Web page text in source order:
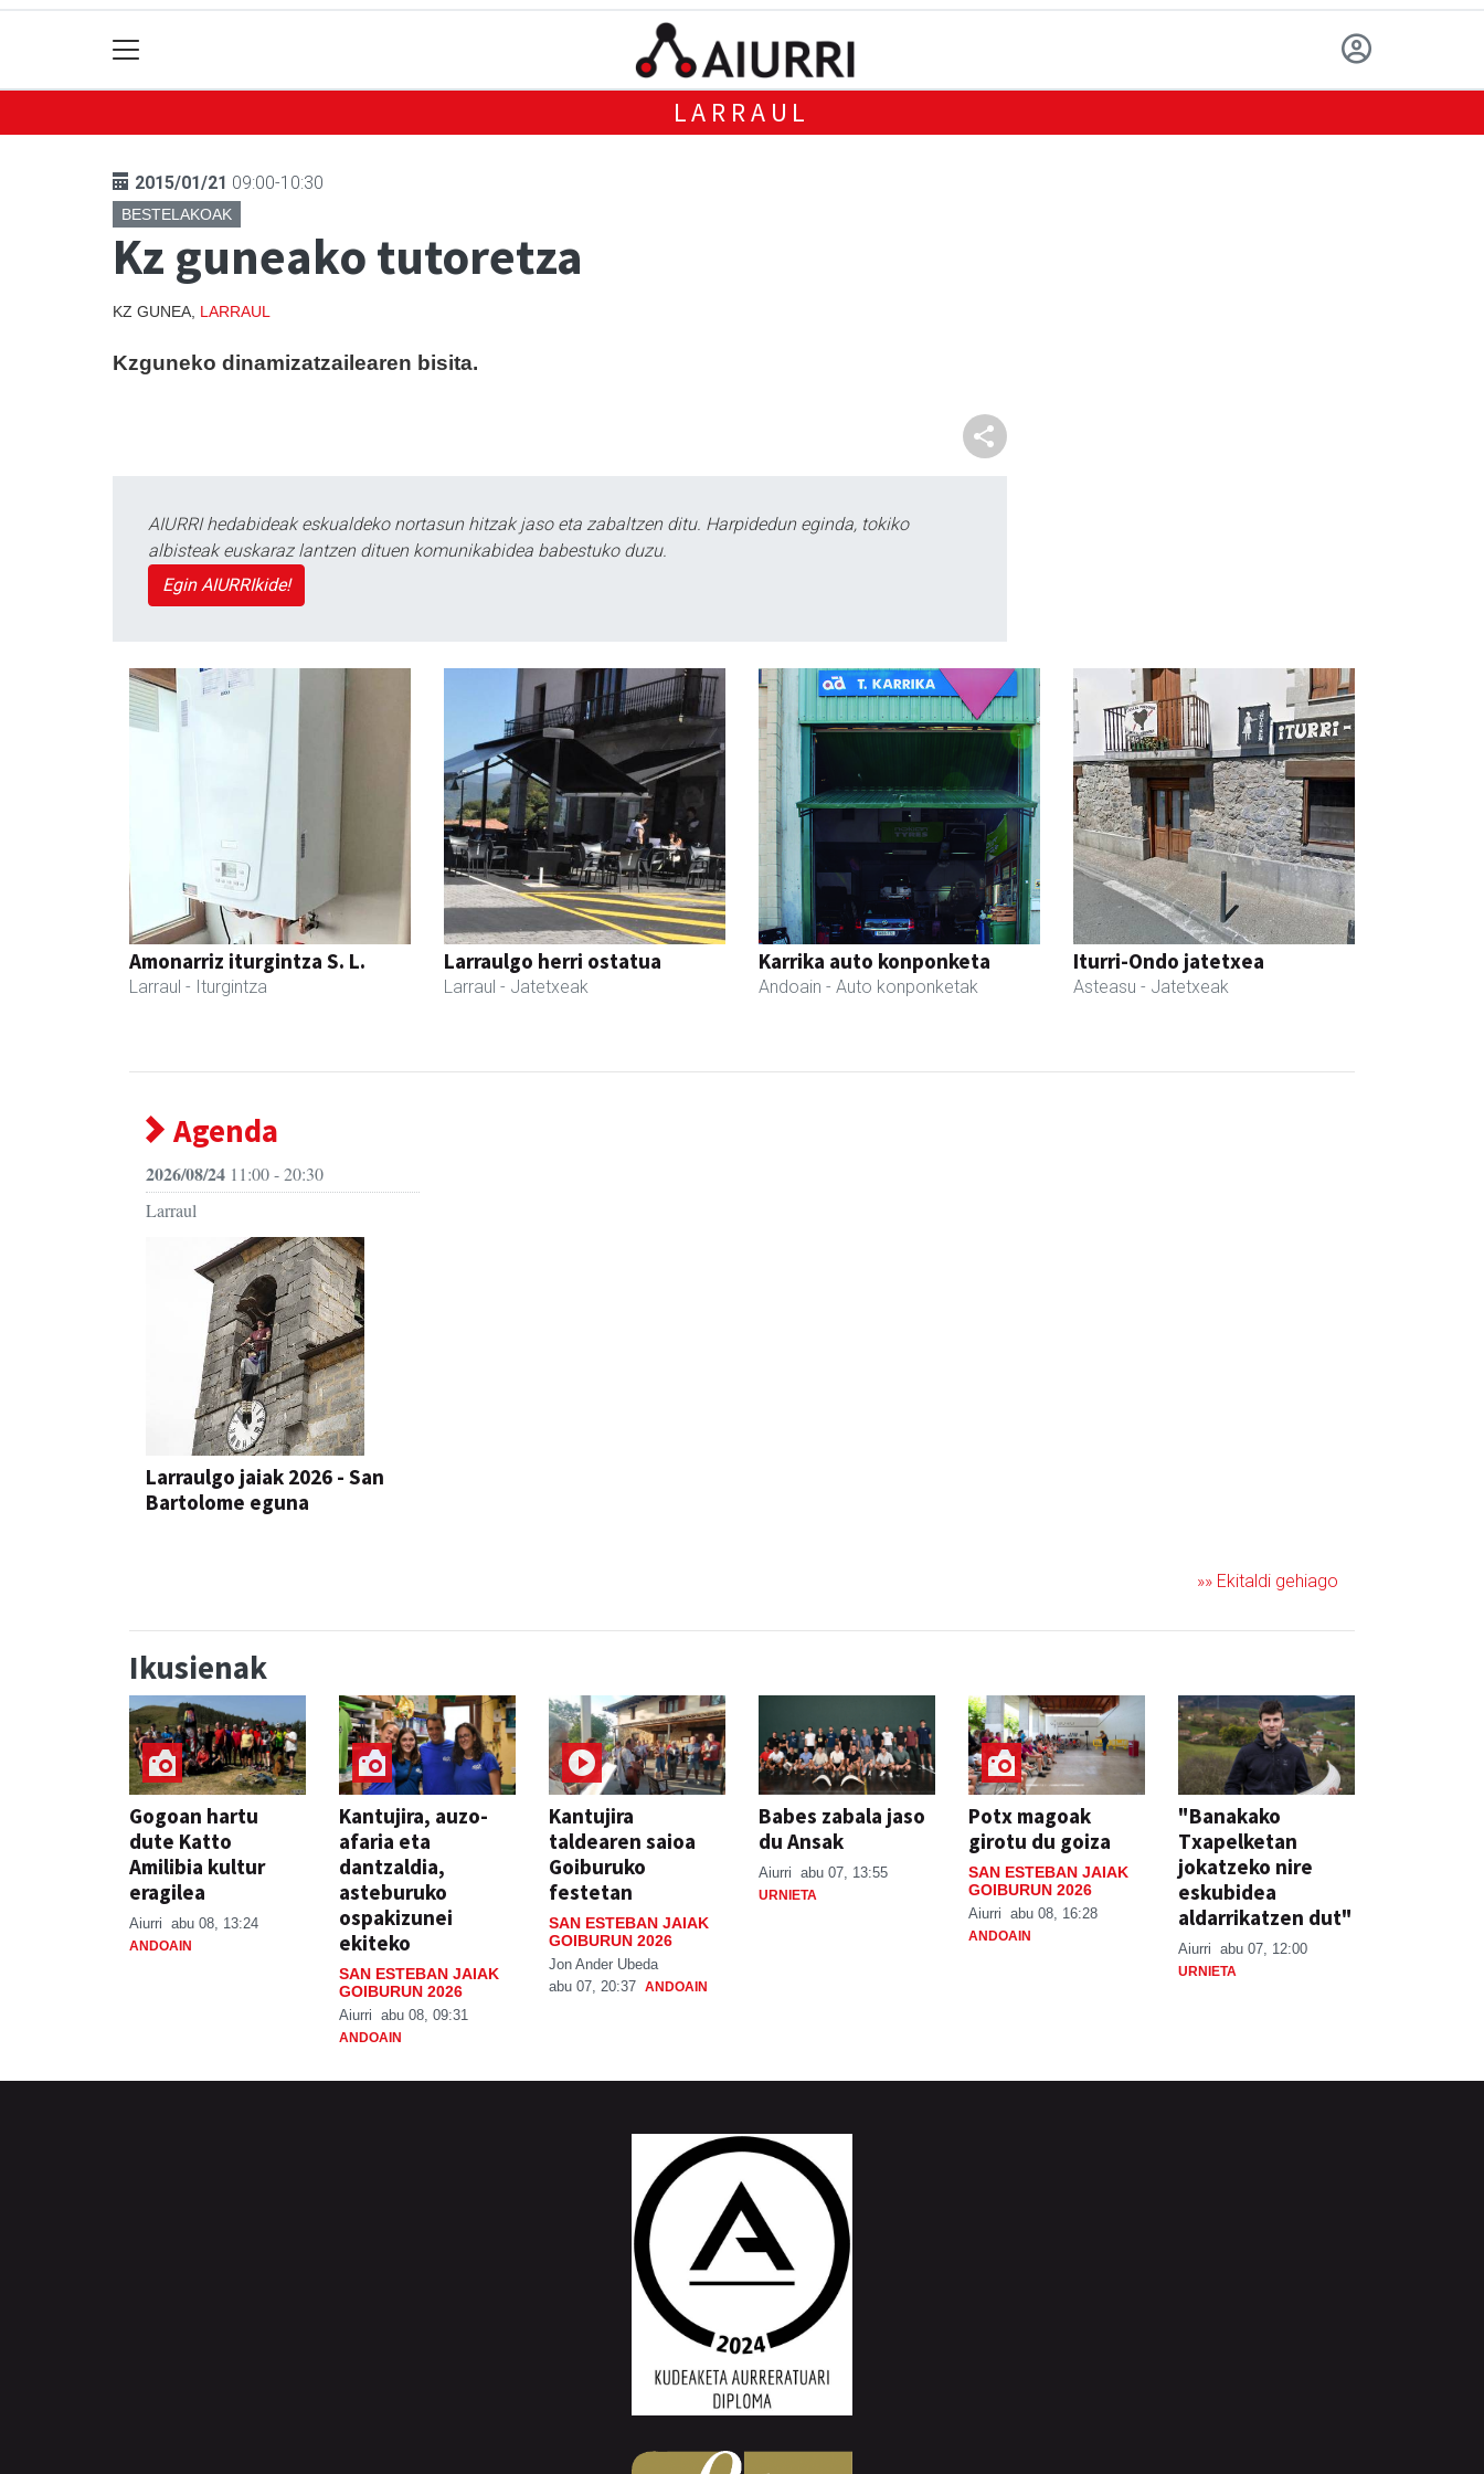
LARRAUL
2015/01/21 09:00-10:30
BESTELAKOAK
Kz guneako tutoretza
KZ GUNEA, LARRAUL
Kzguneko dinamizatzailearen bisita.
AIURRI hedabideak eskualdeko nortasun hitzak jaso eta zabaltzen ditu. Harpidedun eginda, tokiko
albisteak euskaraz lantzen dituen komunikabidea babestuko duzu.
Egin AIURRIkide!
Amonarriz iturgintza S. L.
Larraul - Iturgintza
Larraulgo herri ostatua
Larraul - Jatetxeak
Karrika auto konponketa
Andoain - Auto konponketak
Iturri-Ondo jatetxea
Asteasu - Jatetxeak
Agenda
2026/08/24 11:00 - 20:30
Larraul
Larraulgo jaiak 2026 - San
Bartolome eguna
»» Ekitaldi gehiago
Ikusienak
Gogoan hartu
dute Katto
Amilibia kultur
eragilea
Aiurri abu 08, 13:24
ANDOAIN
Kantujira, auzo-
afaria eta
dantzaldia,
asteburuko
ospakizunei
ekiteko
SAN ESTEBAN JAIAK
GOIBURUN 2026
Aiurri abu 08, 09:31
ANDOAIN
Kantujira
taldearen saioa
Goiburuko
festetan
SAN ESTEBAN JAIAK
GOIBURUN 2026
Jon Ander Ubeda
abu 07, 20:37 ANDOAIN
Babes zabala jaso
du Ansak
Aiurri abu 07, 13:55
URNIETA
Potx magoak
girotu du goiza
SAN ESTEBAN JAIAK
GOIBURUN 2026
Aiurri abu 08, 16:28
ANDOAIN
"Banakako
Txapelketan
jokatzeko nire
eskubidea
aldarrikatzen dut"
Aiurri abu 07, 12:00
URNIETA